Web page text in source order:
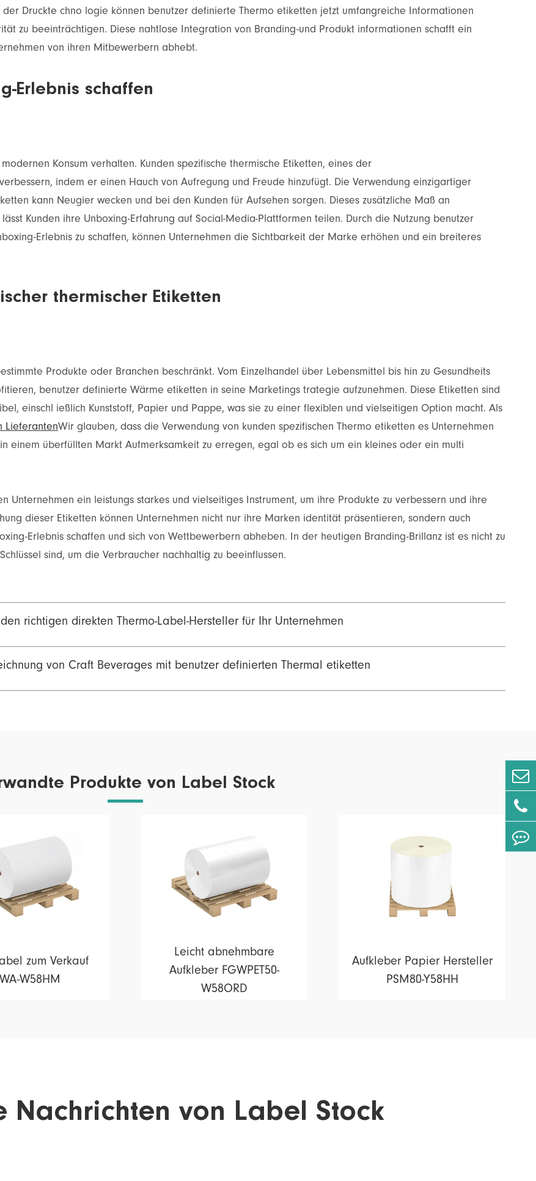
Druckte chno logie können benutzer definierte Thermo etiketten jetzt umfangreiche Informationen
zu beeinträchtigen. Diese nahtlose Integration von Branding-und Produkt informationen schafft ein
von ihren Mitbewerbern abhebt.
Erlebnis schaffen
Konsum verhalten. Kunden spezifische thermische Etiketten, eines der
indem er einen Hauch von Aufregung und Freude hinzufügt. Die Verwendung einzigartiger
kann Neugier wecken und bei den Kunden für Aufsehen sorgen. Dieses zusätzliche Maß an
Kunden ihre Unboxing-Erfahrung auf Social-Media-Plattformen teilen. Durch die Nutzung benutzer
Erlebnis zu schaffen, können Unternehmen die Sichtbarkeit der Marke erhöhen und ein breiteres
thermischer Etiketten
Produkte oder Branchen beschränkt. Vom Einzelhandel über Lebensmittel bis hin zu Gesundheits
benutzer definierte Wärme etiketten in seine Marketings trategie aufzunehmen. Diese Etiketten sind
einschl ießlich Kunststoff, Papier und Pappe, was sie zu einer flexiblen und vielseitigen Option macht. Als
LieferantenWir glauben, dass die Verwendung von kunden spezifischen Thermo etiketten es Unternehmen
einem überfüllten Markt Aufmerksamkeit zu erregen, egal ob es sich um ein kleines oder ein multi
Unternehmen ein leistungs starkes und vielseitiges Instrument, um ihre Produkte zu verbessern und ihre
dieser Etiketten können Unternehmen nicht nur ihre Marken identität präsentieren, sondern auch
Erlebnis schaffen und sich von Wettbewerbern abheben. In der heutigen Branding-Brillanz ist es nicht zu
sind, um die Verbraucher nachhaltig zu beeinflussen.
richtigen direkten Thermo-Label-Hersteller für Ihr Unternehmen
von Craft Beverages mit benutzer definierten Thermal etiketten
Produkte von Label Stock
zum Verkauf
W58HM
Leicht abnehmbare
Aufkleber FGWPET50-
W58ORD
Aufkleber Papier Hersteller
PSM80-Y58HH
Nachrichten von Label Stock